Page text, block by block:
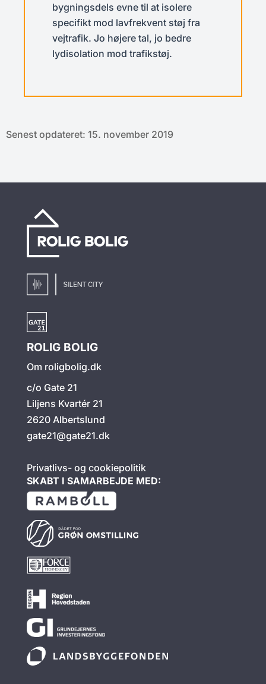
bygningsdels evne til at isolere
specifikt mod lavfrekvent støj fra
vejtrafik. Jo højere tal, jo bedre
lydisolation mod trafikstøj.
Senest opdateret: 15. november 2019
ROLIG BOLIG
Om roligbolig.dk
c/o Gate 21
Liljens Kvartér 21
2620 Albertslund
gate21@gate21.dk
Privatlivs- og cookiepolitik
SKABT I SAMARBEJDE MED: